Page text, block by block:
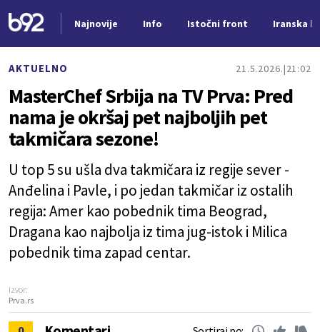
Najnovije Info Istočni front Iranska
AKTUELNO 21.5.2026. 21:02
MasterChef Srbija na TV Prva: Pred
nama je okršaj pet najboljih pet
takmičara sezone!
U top 5 su ušla dva takmičara iz regije sever -
Anđelina i Pavle, i po jedan takmičar iz ostalih
regija: Amer kao pobednik tima Beograd,
Dragana kao najbolja iz tima jug-istok i Milica
pobednik tima zapad centar.
Izvor:
Prva.rs